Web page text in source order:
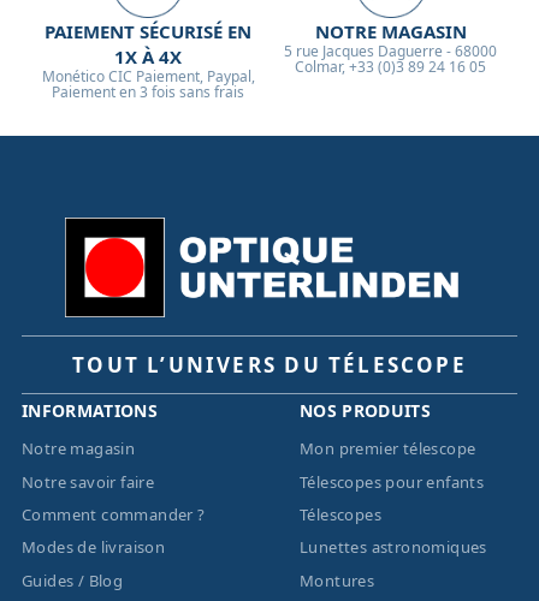
PAIEMENT SÉCURISÉ EN
1X À 4X
Monético CIC Paiement, Paypal,
Paiement en 3 fois sans frais
NOTRE MAGASIN
5 rue Jacques Daguerre - 68000
Colmar, +33 (0)3 89 24 16 05
TOUT L’UNIVERS DU TÉLESCOPE
INFORMATIONS
Notre magasin
Notre savoir faire
Comment commander ?
Modes de livraison
Guides / Blog
NOS PRODUITS
Mon premier télescope
Télescopes pour enfants
Télescopes
Lunettes astronomiques
Montures